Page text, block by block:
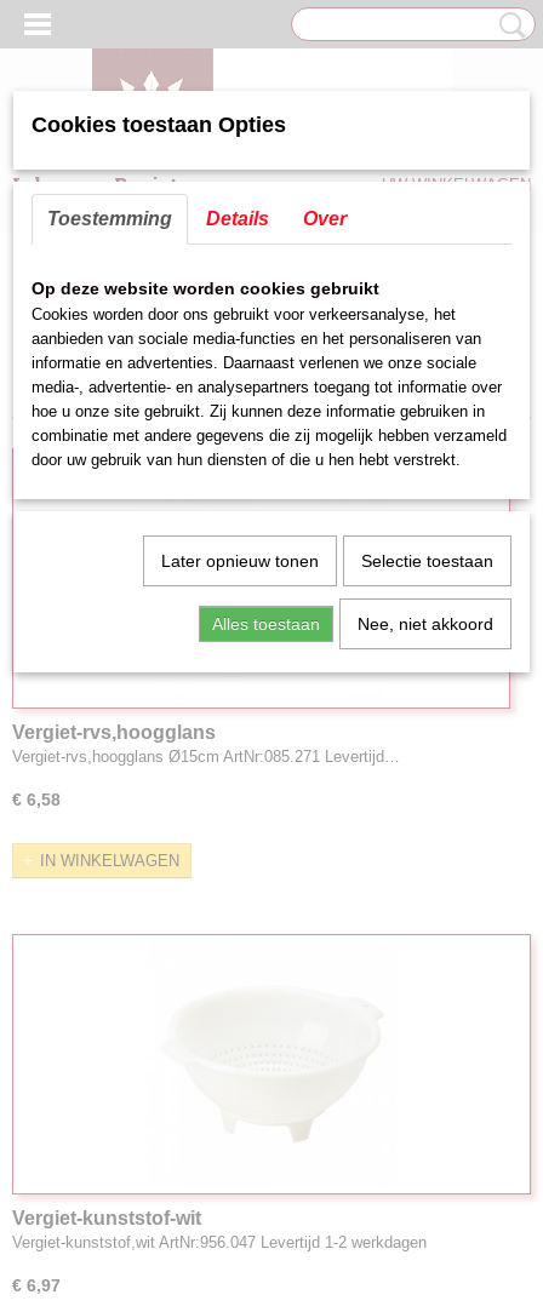
Inloggen Registreren UW WINKELWAGEN
Home>Keuken hulpmiddelen>Beslagkom,Vergiet,Zeef
Sorteer op:
Vergiet-rvs,hoogglans
Vergiet-rvs,hoogglans Ø15cm ArtNr:085.271 Levertijd…
€ 6,58
IN WINKELWAGEN
Vergiet-kunststof-wit
Vergiet-kunststof,wit ArtNr:956.047 Levertijd 1-2 werkdagen
€ 6,97
Cookies toestaan Opties
Toestemming Details Over
Op deze website worden cookies gebruikt
Cookies worden door ons gebruikt voor verkeersanalyse, het
aanbieden van sociale media-functies en het personaliseren van
informatie en advertenties. Daarnaast verlenen we onze sociale
media-, advertentie- en analysepartners toegang tot informatie over
hoe u onze site gebruikt. Zij kunnen deze informatie gebruiken in
combinatie met andere gegevens die zij mogelijk hebben verzameld
door uw gebruik van hun diensten of die u hen hebt verstrekt.
Later opnieuw tonen Selectie toestaan
Alles toestaan Nee, niet akkoord